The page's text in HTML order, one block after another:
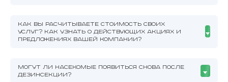
КАК ВЫ РАСЧИТЫВАЕТЕ СТОИМОСТЬ СВОИХ
УСЛУГ? КАК УЗНАТЬ О ДЕЙСТВУЮЩИХ АКЦИЯХ И
ПРЕДЛОЖЕНИЯХ ВАШЕЙ КОМПАНИИ?
МОГУТ ЛИ НАСЕКОМЫЕ ПОЯВИТЬСЯ СНОВА ПОСЛЕ
ДЕЗИНСЕКЦИИ?